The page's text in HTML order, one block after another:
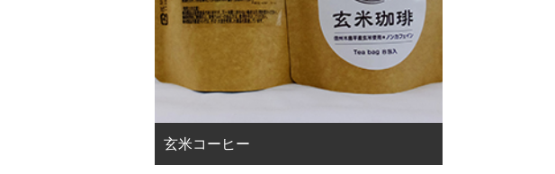
玄米コーヒー